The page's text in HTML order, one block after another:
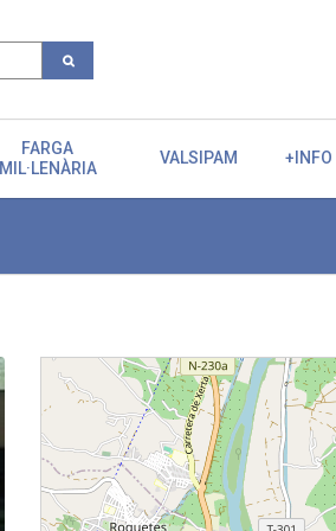
FARGA
MIL·LENÀRIA
VALSIPAM +INFO